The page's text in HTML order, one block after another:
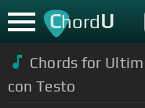
ChordU
Chords for
con Testo